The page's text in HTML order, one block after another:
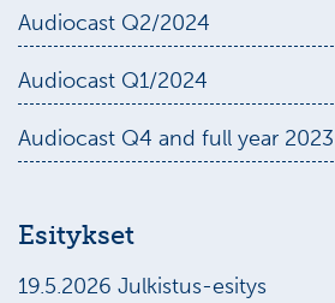
Audiocast Q2/2024
Audiocast Q1/2024
Audiocast Q4 and full year 2023
Esitykset
19.5.2026 Julkistus-esitys